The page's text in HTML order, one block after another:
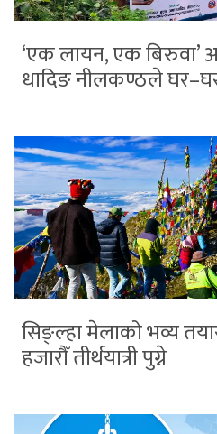
‘एक लायन, एक बिरुवा’
धादिङ नीलकण्ठले
सिङ्ल्हा मेलाको भव्य
हजारौँ तीर्थयात्री पुग्ने